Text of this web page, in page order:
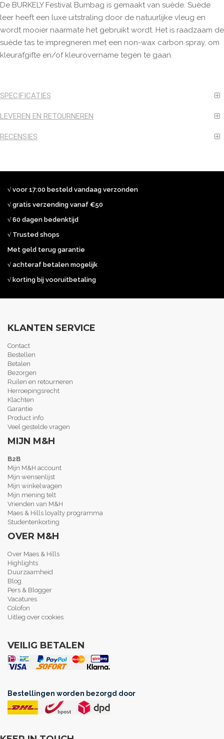
De BURKELY Festival Bumbag is gemaakt van suède. Suède
leer heeft een luxe uitstraling door de natuurlijke vleug en
wordt mooier naarmate het gebruikt wordt. Het is raadzaam de
suède tas te impregneren met een non-wax carbon spray, om
kleurafgifte en/of kleurovername tegen te gaan.
SPECIFICATIES
LEVEREN EN RETOURNEREN
RECENSIES
√ voor 17:00 besteld vandaag verzonden
√ gratis verzending vanaf €50
√ 60 dagen bedenktijd
√ Trusted shops
Met geld terug garantie
√ achteraf betalen mogelijk
√ korting bij vooruitbetaling
KLANTEN SERVICE
Contact
Bestellen
Betalen
Bezorgen
Ruilen en retourneren
Herroepingsrecht
Klachten
Garantie
Product info
Veel gestelde vragen
MIJN M&H
B2B
Mijn M&H account
Mijn wensenlijst
Mijn winkelwagen
Mijn mening telt
Vrienden van M&H
Maes & Hills loyalty programma
Studentenkorting
OVER M&H
Over Maes & Hills
Highlights
Duurzaamheid
Blog
Pers & Blogger
Vacatures
Colofon
Uitleg over cookies
VEILIG BETALEN
Bestellingen worden bezorgd door